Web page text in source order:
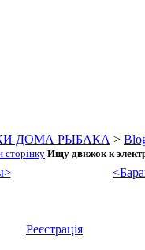
ДОМА РЫБАКА >
Ищу движок к
Реєстрація